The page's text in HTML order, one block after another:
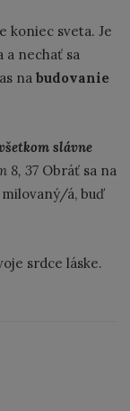
koniec sveta. Je
a nechať sa
na budovanie
slávne
8, 37 Obráť sa na
á, buď
srdce láske.